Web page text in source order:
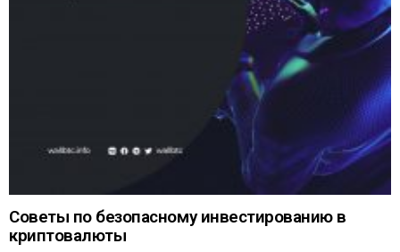
Советы по безопасному инвестированию в
криптовалюты